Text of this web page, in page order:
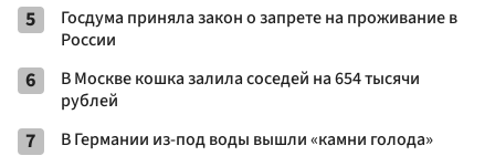
5
Госдума приняла закон о запрете на проживание в
России
6
В Москве кошка залила соседей на 654 тысячи
рублей
7 В Германии из-под воды вышли «камни голода»